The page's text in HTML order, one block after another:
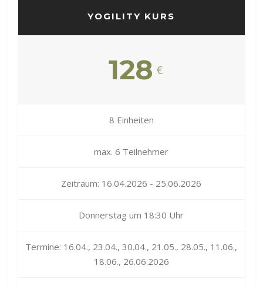
YOGILITY KURS
128 €
8 Einheiten
max. 6 Teilnehmer
Zeitraum: 16.04.2026 - 25.06.2026
Donnerstag um 18:30 Uhr
Termine: 16.04., 23.04., 30.04., 21.05., 28.05., 11.06.,
18.06., 26.06.2026